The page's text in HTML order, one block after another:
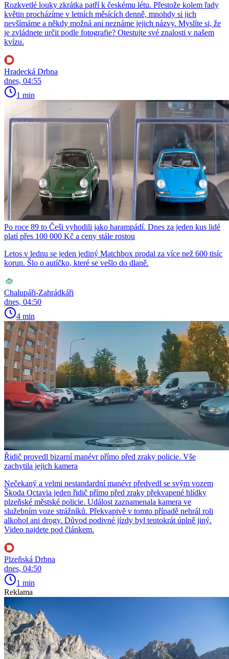
Rozkvetlé louky zkrátka patří k českému létu. Přestože kolem řady
květin procházíme v letních měsících denně, mnohdy si jich
nevšímáme a někdy možná ani neznáme jejich názvy. Myslíte si, že
je zvládnete určit podle fotografie? Otestujte své znalosti v našem
kvízu.
Hradecká Drbna
dnes, 04:55
1 min
Po roce 89 to Češi vyhodili jako harampádí. Dnes za jeden kus lidé
platí přes 100 000 Kč a ceny stále rostou
Letos v lednu se jeden jediný Matchbox prodal za více než 600 tisíc
korun. Šlo o autíčko, které se vešlo do dlaně.
Chalupáři-Zahrádkáři
dnes, 04:50
4 min
Řidič provedl bizarní manévr přímo před zraky policie. Vše
zachytila jejich kamera
Nečekaný a velmi nestandardní manévr předvedl se svým vozem
Škoda Octavia jeden řidič přímo před zraky překvapené hlídky
plzeňské městské policie. Událost zaznamenala kamera ve
služebním voze strážníků. Překvapivě v tomto případě nehrál roli
alkohol ani drogy. Důvod podivné jízdy byl tentokrát úplně jiný.
Video najdete pod článkem.
Plzeňská Drbna
dnes, 04:50
1 min
Reklama